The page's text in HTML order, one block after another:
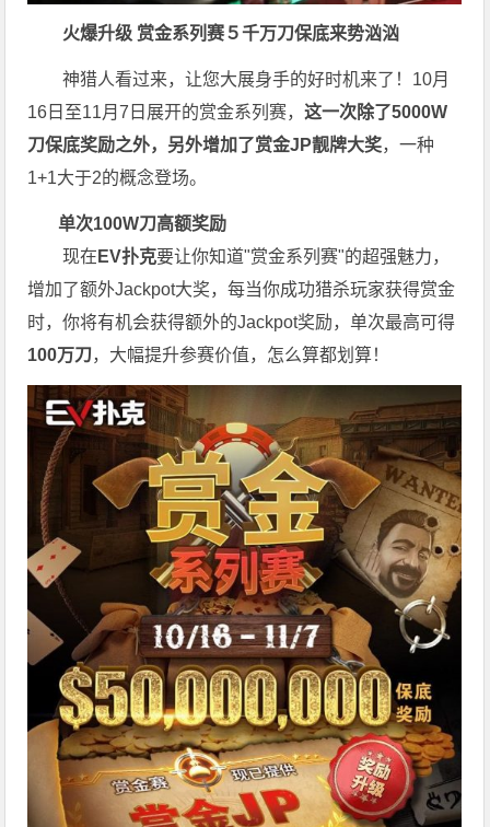
火爆升级 赏金系列赛５千万刀保底来势汹汹
神猎人看过来，让您大展身手的好时机来了！10月
16日至11月7日展开的赏金系列赛，这一次除了5000W
刀保底奖励之外，另外增加了赏金JP靓牌大奖，一种
1+1大于2的概念登场。
单次100W刀高额奖励
现在 EV扑克要让你知道"赏金系列赛"的超强魅力，
增加了额外Jackpot大奖，每当你成功猎杀玩家获得赏金
时，你将有机会获得额外的Jackpot奖励，单次最高可得
100万刀，大幅提升参赛价值，怎么算都划算！